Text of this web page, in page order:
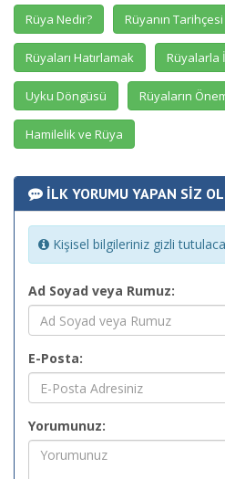
Rüya Nedir? Rüyanın Tarihçesi
Rüyaları Hatırlamak Rüyalarla
Uyku Döngüsü Rüyaların
Hamilelik ve Rüya
İLK YORUMU YAPAN SİZ
Kişisel bilgileriniz gizli
Ad Soyad veya Rumuz:
E-Posta:
Yorumunuz: